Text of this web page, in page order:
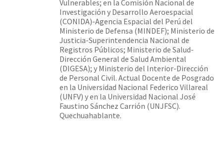
Vulnerables; en la Comisión Nacional de
Investigación y Desarrollo Aeroespacial
(CONIDA)-Agencia Espacial del Perú del
Ministerio de Defensa (MINDEF); Ministerio de
Justicia-Superintendencia Nacional de
Registros Públicos; Ministerio de Salud-
Dirección General de Salud Ambiental
(DIGESA); y Ministerio del Interior-Dirección
de Personal Civil. Actual Docente de Posgrado
en la Universidad Nacional Federico Villareal
(UNFV) y en la Universidad Nacional José
Faustino Sánchez Carrión (UNJFSC).
Quechuahablante.